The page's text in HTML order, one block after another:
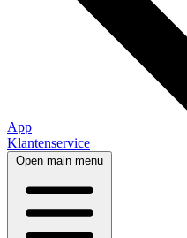
App
Klantenservice
Open main menu